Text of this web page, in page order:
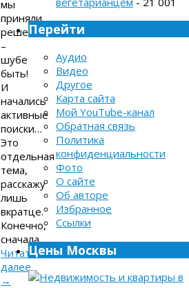
мы
приняли
решение
–
шубе
быть!
И
начались
активные
поиски…
Это
отдельная
тема,
расскажу
лишь
вкратце.
Конечно,
сначала…
Читать
далее
→
Перейти
Аудио
Видео
Другое
Карта сайта
Мой YouTube-канал
Обратная связь
Политика
конфиденциальности
Фото
О сайте
Об авторе
Избранное
Ссылки
Цены Москвы